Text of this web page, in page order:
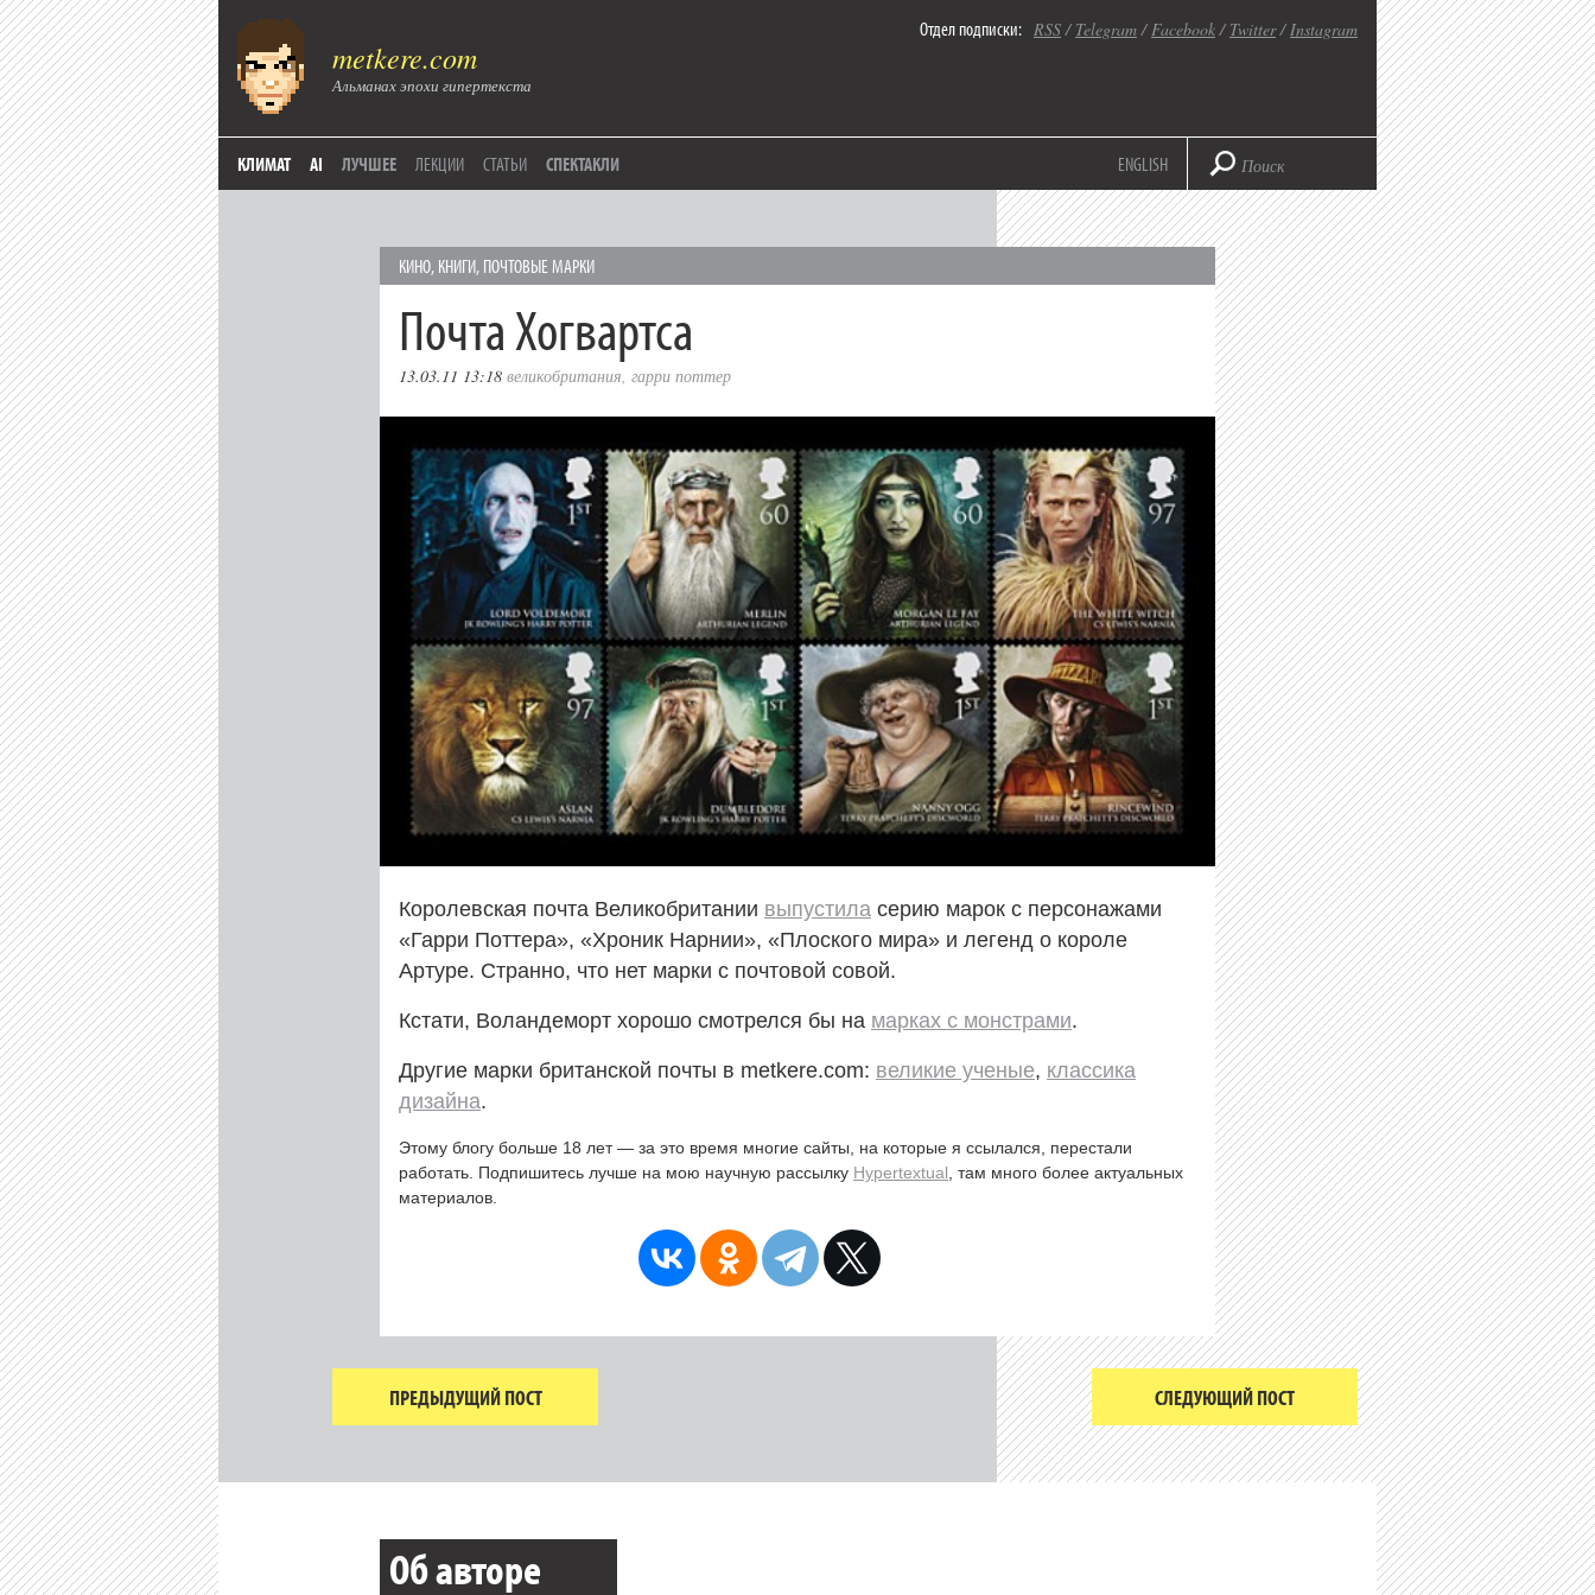
metkere.com
Альманах эпохи гипертекста
Отдел подписки: RSS/ Telegram/Facebook/ Twitter/Instagram
КЛИМАТ AI ЛУЧШЕЕ ЛЕКЦИИ СТАТЬИ СПЕКТАКЛИ ENGLISH
КИНО, КНИГИ, ПОЧТОВЫЕ МАРКИ
Почта Хогвартса
13.03.11 13:18 великобритания, гарри поттер
Королевская почта Великобритании выпустила серию марок с персонажами
«Гарри Поттера», «Хроник Нарнии», «Плоского мира» и легенд о короле
Артуре. Странно, что нет марки с почтовой совой.
Кстати, Воландеморт хорошо смотрелся бы на марках с монстрами.
Другие марки британской почты в metkere.com: великие ученые, классика
дизайна.
Этому блогу больше 18 лет — за это время многие сайты, на которые я ссылался, перестали
работать. Подпишитесь лучше на мою научную рассылку Hypertextual , там много более актуальных
материалов.
ПРЕДЫДУЩИЙ ПОСТ СЛЕДУЮЩИЙ ПОСТ
Об авторе